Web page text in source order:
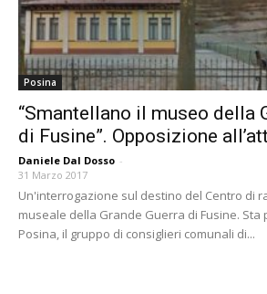
Posina
“Smantellano il museo della
di Fusine”. Opposizione
Daniele Dal Dosso -
31 Marzo 2017
Un'interrogazione sul destino del Centro di
museale della Grande Guerra di Fusine. Sta
Posina, il gruppo di consiglieri comunali di...